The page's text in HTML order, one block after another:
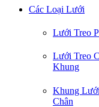
Các Loại Lưới
Lưới Treo
Lưới Treo
Khung
Khung
Chân